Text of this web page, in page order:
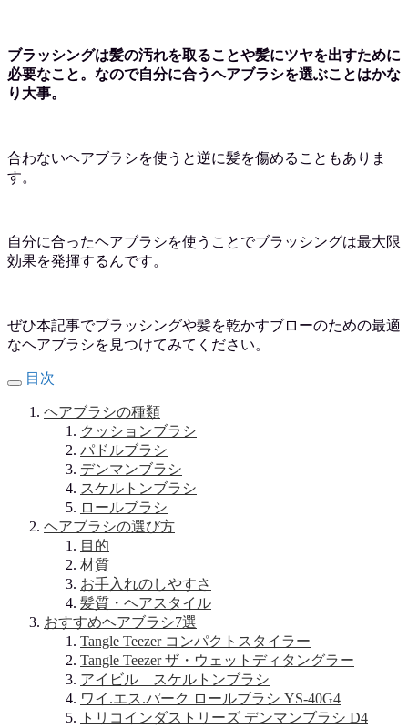
ブラッシングは髪の汚れを取ることや髪にツヤを出すために
必要なこと。なので自分に合うヘアブラシを選ぶことはかな
り大事。
合わないヘアブラシを使うと逆に髪を傷めることもありま
す。
自分に合ったヘアブラシを使うことでブラッシングは最大限
効果を発揮するんです。
ぜひ本記事でブラッシングや髪を乾かすブローのための最適
なヘアブラシを見つけてみてください。
目次
ヘアブラシの種類
クッションブラシ
パドルブラシ
デンマンブラシ
スケルトンブラシ
ロールブラシ
ヘアブラシの選び方
目的
材質
お手入れのしやすさ
髪質・ヘアスタイル
おすすめヘアブラシ7選
Tangle Teezer コンパクトスタイラー
Tangle Teezer ザ・ウェットディタングラー
アイビル スケルトンブラシ
ワイ.エス.パーク ロールブラシ YS-40G4
トリコインダストリーズ デンマンブラシ D4